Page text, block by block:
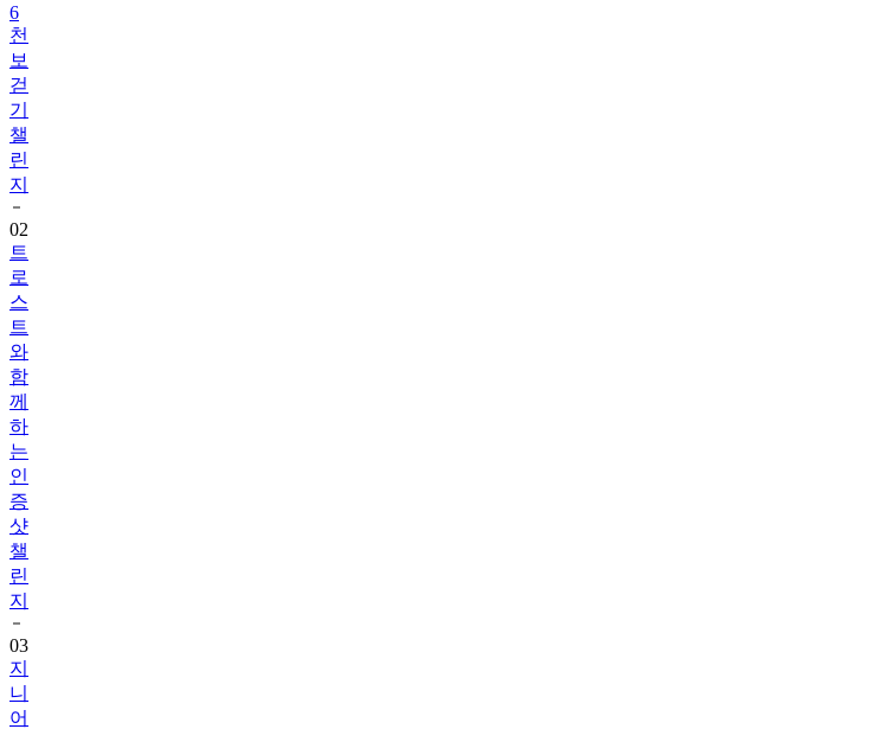
6
천
보
걷
기
챌
린
지
02
트
로
스
트
와
함
께
하
는
인
증
샷
챌
린
지
03
지
니
어